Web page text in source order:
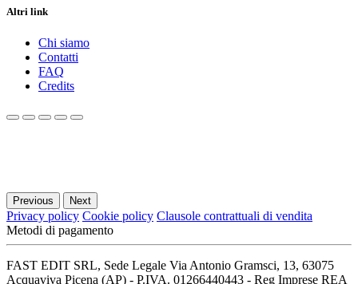
Altri link
Chi siamo
Contatti
FAQ
Credits
Previous Next
Privacy policy Cookie policy Clausole contrattuali di vendita
Metodi di pagamento
FAST EDIT SRL, Sede Legale Via Antonio Gramsci, 13, 63075
Acquaviva Picena (AP) - P.IVA. 01266440443 - Reg Imprese REA